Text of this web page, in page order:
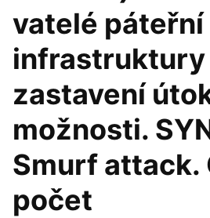
vatelé páteřní
infrastruktury
zastavení
možnosti.
Smurf attack.
počet